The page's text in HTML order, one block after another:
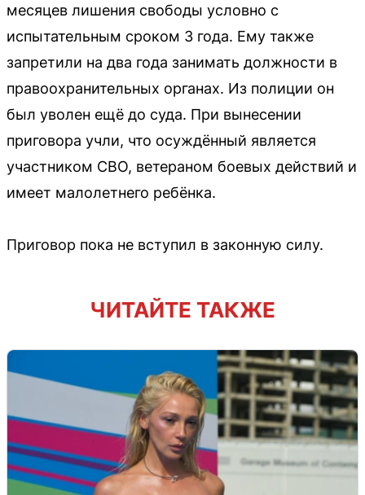
месяцев лишения свободы условно с
испытательным сроком 3 года. Ему также
запретили на два года занимать должности в
правоохранительных органах. Из полиции он
был уволен ещё до суда. При вынесении
приговора учли, что осуждённый является
участником СВО, ветераном боевых действий и
имеет малолетнего ребёнка.
Приговор пока не вступил в законную силу.
ЧИТАЙТЕ ТАКЖЕ